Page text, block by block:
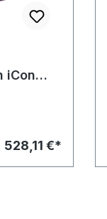
iCon
528,11 €*